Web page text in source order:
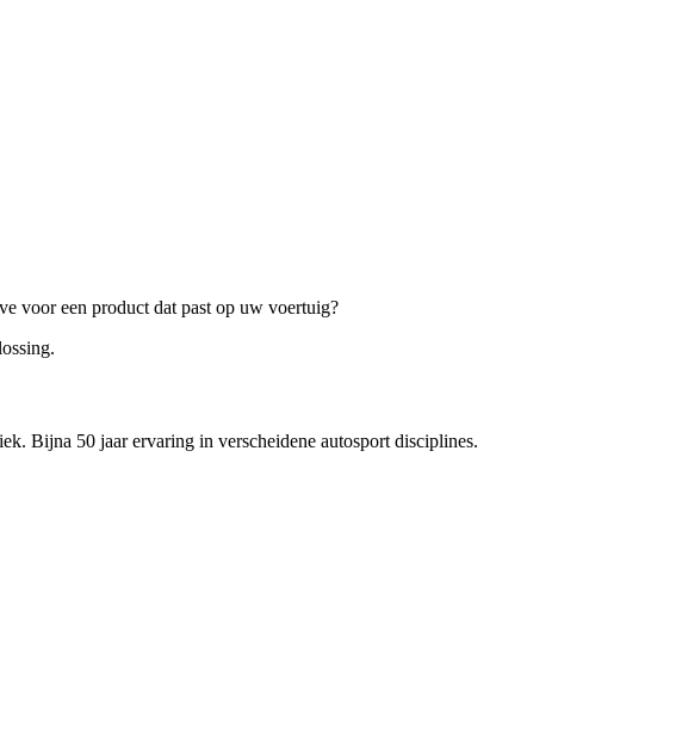
voor een product dat past op uw voertuig?
Bijna 50 jaar ervaring in verscheidene autosport disciplines.